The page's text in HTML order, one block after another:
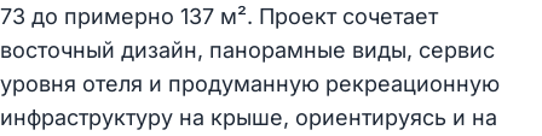
73 до примерно 137 м². Проект сочетает
восточный дизайн, панорамные виды, сервис
уровня отеля и продуманную рекреационную
инфраструктуру на крыше, ориентируясь и на